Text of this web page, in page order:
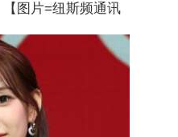
图片=纽斯频通讯